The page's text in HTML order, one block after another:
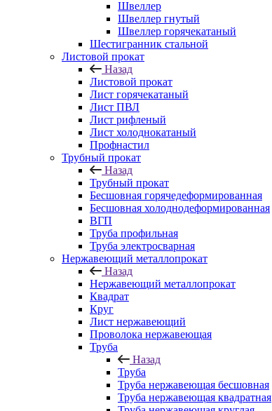
Швеллер
Швеллер гнутый
Швеллер горячекатаный
Шестигранник стальной
Листовой прокат
Назад
Листовой прокат
Лист горячекатаный
Лист ПВЛ
Лист рифленый
Лист холоднокатаный
Профнастил
Трубный прокат
Назад
Трубный прокат
Бесшовная горячедеформированная
Бесшовная холоднодеформированная
ВГП
Труба профильная
Труба электросварная
Нержавеющий металлопрокат
Назад
Нержавеющий металлопрокат
Квадрат
Круг
Лист нержавеющий
Проволока нержавеющая
Труба
Назад
Труба
Труба нержавеющая бесшовная
Труба нержавеющая квадратная